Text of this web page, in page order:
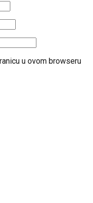
u ovom browseru